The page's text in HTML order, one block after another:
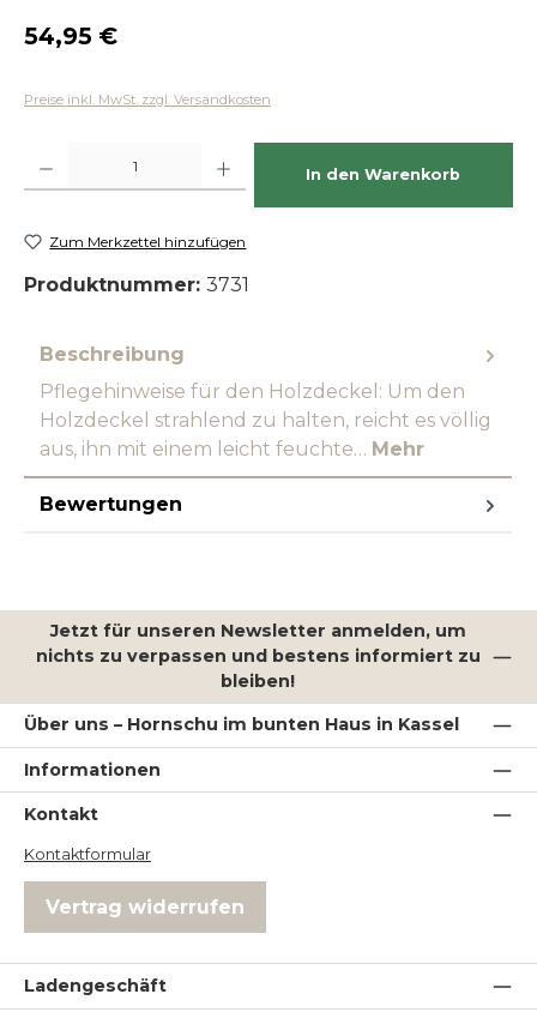
Regulärer Preis:
54,95 €
Preise inkl. MwSt. zzgl. Versandkosten
In den Warenkorb
Zum Merkzettel hinzufügen
Produktnummer: 3731
Beschreibung
Pflegehinweise für den Holzdeckel: Um den
Holzdeckel strahlend zu halten, reicht es völlig
aus, ihn mit einem leicht feuchte… Mehr
Bewertungen
Jetzt für unseren Newsletter anmelden, um
nichts zu verpassen und bestens informiert zu
bleiben!
Über uns – Hornschu im bunten Haus in Kassel
Informationen
Kontakt
Kontaktformular
Vertrag widerrufen
Ladengeschäft